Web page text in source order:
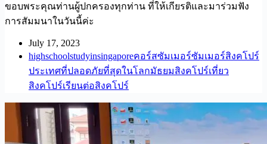
ขอบพระคุณท่านผู้ปกครองทุกท่าน ที่ให้เกียรติและมาร่วมฟัง
การสัมมนาในวันนี้ค่ะ
July 17, 2023
highschoolstudyinsingaporeคอร์สซัมเมอร์ซัมเมอร์สิงคโปร์
ประเทศที่ปลอดภัยที่สุดในโลกมัธยมสิงคโปร์เที่ยว
สิงคโปร์เรียนต่อสิงคโปร์